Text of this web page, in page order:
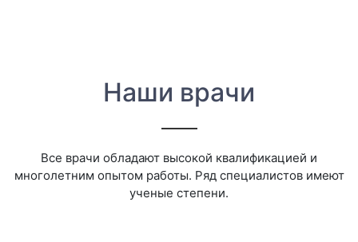
Наши врачи
Все врачи обладают высокой квалификацией и
многолетним опытом работы. Ряд специалистов имеют
ученые степени.